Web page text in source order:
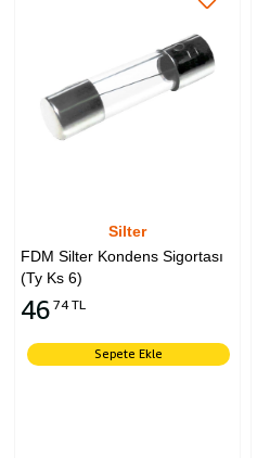
Silter
FDM Silter Kondens Sigortası
(Ty Ks 6)
46 74 TL
Sepete Ekle